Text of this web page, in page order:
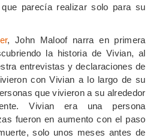
parecía realizar solo para su
, John Maloof narra en primera
la historia de Vivian, al
entrevistas y declaraciones de
con Vivian a lo largo de su
que vivieron a su alrededor
Vivian era una persona
fueron en aumento con el paso
solo unos meses antes de